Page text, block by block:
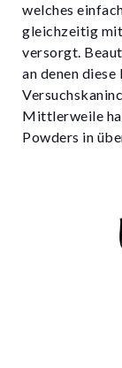
welches
gleichzeitig
versorgt.
an denen
Mittlerweile
Powders in